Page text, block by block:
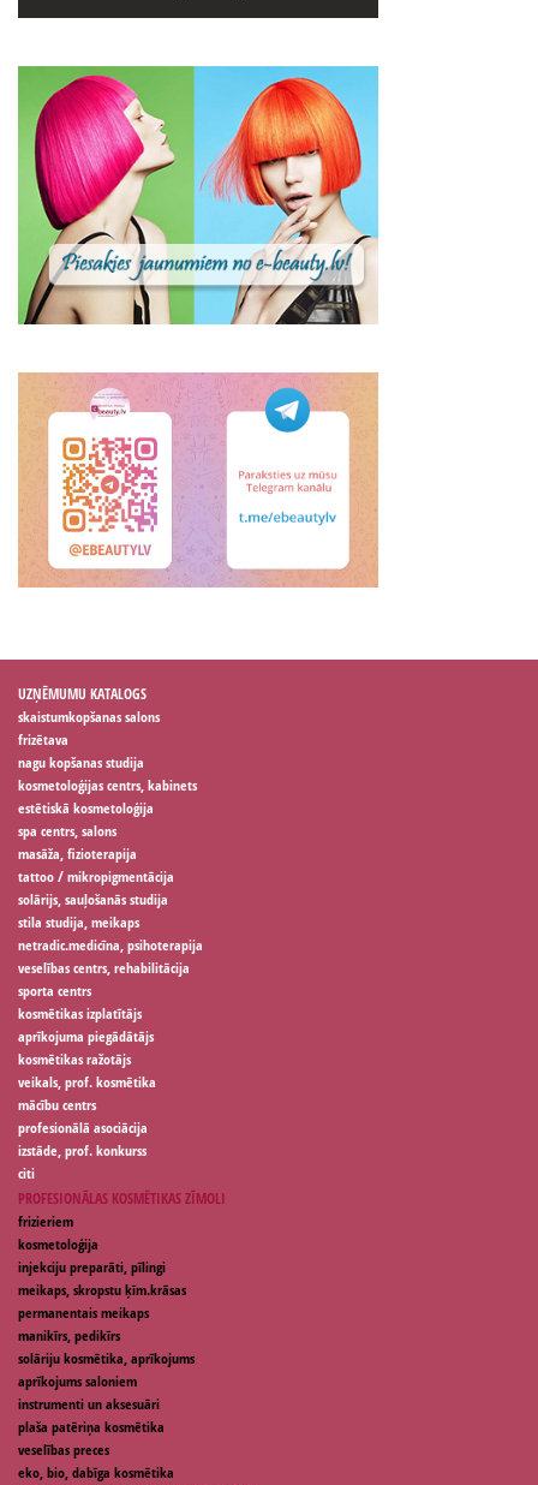
UZŅĒMUMU KATALOGS
skaistumkopšanas salons
frizētava
nagu kopšanas studija
kosmetoloģijas centrs, kabinets
estētiskā kosmetoloģija
spa centrs, salons
masāža, fizioterapija
tattoo / mikropigmentācija
solārijs, sauļošanās studija
stila studija, meikaps
netradic.medicīna, psihoterapija
veselības centrs, rehabilitācija
sporta centrs
kosmētikas izplatītājs
aprīkojuma piegādātājs
kosmētikas ražotājs
veikals, prof. kosmētika
mācību centrs
profesionālā asociācija
izstāde, prof. konkurss
citi
PROFESIONĀLAS KOSMĒTIKAS ZĪMOLI
frizieriem
kosmetoloģija
injekciju preparāti, pīlingi
meikaps, skropstu ķīm.krāsas
permanentais meikaps
manikīrs, pedikīrs
solāriju kosmētika, aprīkojums
aprīkojums saloniem
instrumenti un aksesuāri
plaša patēriņa kosmētika
veselības preces
eko, bio, dabīga kosmētika